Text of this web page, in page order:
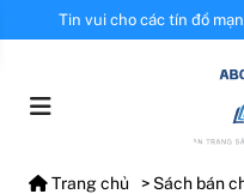
Tin vui cho các tín đồ
tác mới, cung cấp dịch
Trang chủ Sách bán